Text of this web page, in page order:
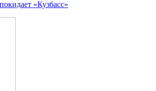
«Кузбасс»